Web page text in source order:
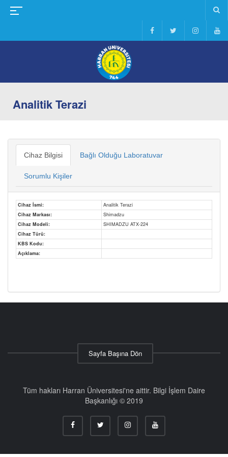
Analitik Terazi
Cihaz Bilgisi Bağlı Olduğu Laboratuvar
Sorumlu Kişiler
Cihaz İsmi:
Analitik Terazi
Cihaz Markası:
Shimadzu
Cihaz Modeli:
SHIMADZU ATX-224
Cihaz Türü:
KBS Kodu:
Açıklama:
Sayfa Başına Dön
Tüm hakları Harran Üniversitesi'ne aittir. Bilgi İşlem Daire
Başkanlığı © 2019